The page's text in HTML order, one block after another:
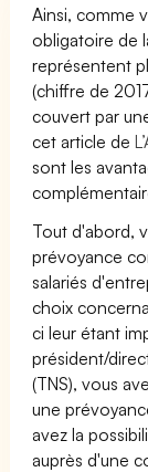
Ainsi, comme
obligatoire de
représentent
(chiffre de
couvert par
cet article de
sont les
Tout d'abord,
prévoyance
salariés
choix
ci leur étant
président/
(TNS), vous
une
avez la
auprès d'une